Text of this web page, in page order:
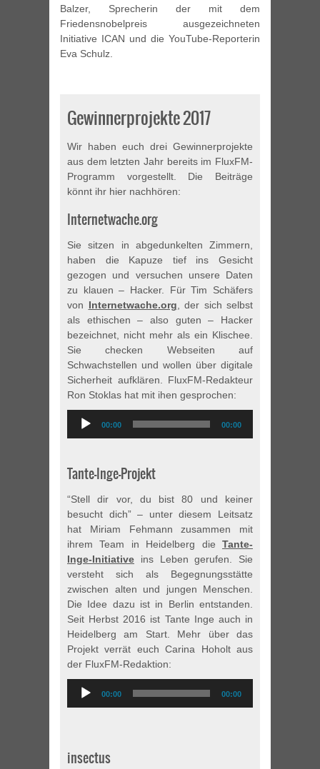
Balzer, Sprecherin der mit dem
Friedensnobelpreis ausgezeichneten
Initiative ICAN und die YouTube-Reporterin
Eva Schulz.
Gewinnerprojekte 2017
Wir haben euch drei Gewinnerprojekte
aus dem letzten Jahr bereits im FluxFM-
Programm vorgestellt. Die Beiträge
könnt ihr hier nachhören:
Internetwache.org
Sie sitzen in abgedunkelten Zimmern,
haben die Kapuze tief ins Gesicht
gezogen und versuchen unsere Daten
zu klauen – Hacker. Für Tim Schäfers
von Internetwache.org, der sich selbst
als ethischen – also guten – Hacker
bezeichnet, nicht mehr als ein Klischee.
Sie checken Webseiten auf
Schwachstellen und wollen über digitale
Sicherheit aufklären. FluxFM-Redakteur
Ron Stoklas hat mit ihen gesprochen:
Audio
Player
00:00 00:00
Tante-Inge-Projekt
“Stell dir vor, du bist 80 und keiner
besucht dich” – unter diesem Leitsatz
hat Miriam Fehmann zusammen mit
ihrem Team in Heidelberg die Tante-
Inge-Initiative ins Leben gerufen. Sie
versteht sich als Begegnungsstätte
zwischen alten und jungen Menschen.
Die Idee dazu ist in Berlin entstanden.
Seit Herbst 2016 ist Tante Inge auch in
Heidelberg am Start. Mehr über das
Projekt verrät euch Carina Hoholt aus
der FluxFM-Redaktion:
Audio
Player
00:00 00:00
insectus